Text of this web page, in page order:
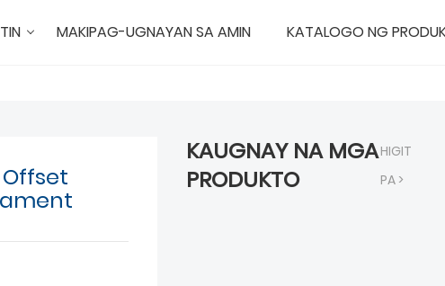
MAKIPAG-UGNAYAN SA AMIN KATALOGO NG
KAUGNAY NA MGA
PRODUKTO
HIGIT
PA >